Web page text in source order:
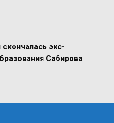
экс-
Сабирова